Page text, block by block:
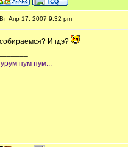
Апр 17, 2007 9:32 pm
И гдэ?
пум пум...